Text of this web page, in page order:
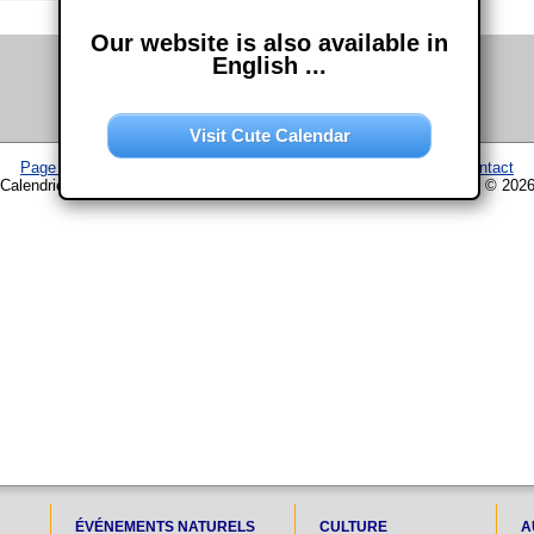
Page d'accueil
Contact
Calendrier www.chouette-calendrier.com • 8. Juin 2028 – droit d'auteur © 2026
ÉVÉNEMENTS NATURELS CULTURE
Our website is also available in
English ...
Visit Cute Calendar